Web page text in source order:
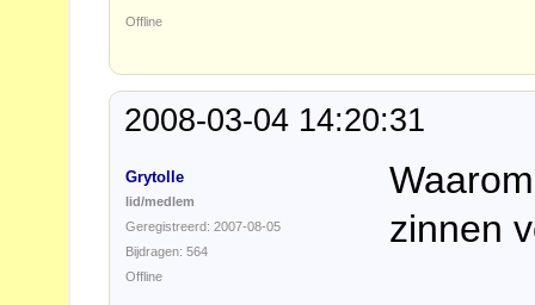
Offline
2008-03-04 14:20:31
Grytolle
lid/medlem
Geregistreerd: 2007-08-05
Bijdragen: 564
zinnen
Offline